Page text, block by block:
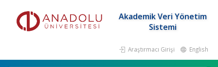
Akademik Veri Yönetim
Sistemi
Araştırmacı Girişi English